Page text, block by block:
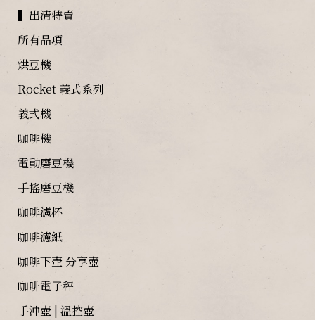
▍出清特賣
所有品項
烘豆機
Rocket 義式系列
義式機
咖啡機
電動磨豆機
手搖磨豆機
咖啡濾杯
咖啡濾紙
咖啡下壺 分享壺
咖啡電子秤
手沖壺 | 溫控壺